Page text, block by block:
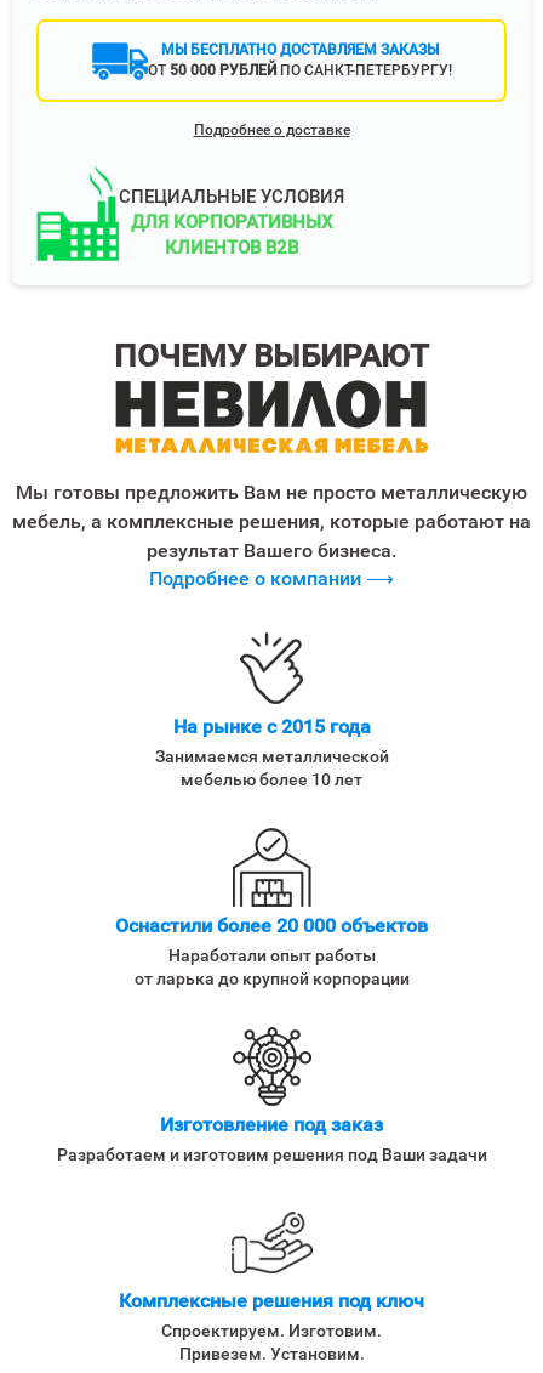
МЫ БЕСПЛАТНО ДОСТАВЛЯЕМ ЗАКАЗЫ
ОТ 50 000 РУБЛЕЙ ПО САНКТ-ПЕТЕРБУРГУ!
Подробнее о доставке
СПЕЦИАЛЬНЫЕ УСЛОВИЯ
ДЛЯ КОРПОРАТИВНЫХ
КЛИЕНТОВ B2B
ПОЧЕМУ ВЫБИРАЮТ
Мы готовы предложить Вам не просто металлическую
мебель, а комплексные решения, которые работают на
результат Вашего бизнеса.
Подробнее о компании ⟶
На рынке с 2015 года
Занимаемся металлической
мебелью более 10 лет
Оснастили более 20 000 объектов
Наработали опыт работы
от ларька до крупной корпорации
Изготовление под заказ
Разработаем и изготовим решения под Ваши задачи
Комплексные решения под ключ
Спроектируем. Изготовим.
Привезем. Установим.